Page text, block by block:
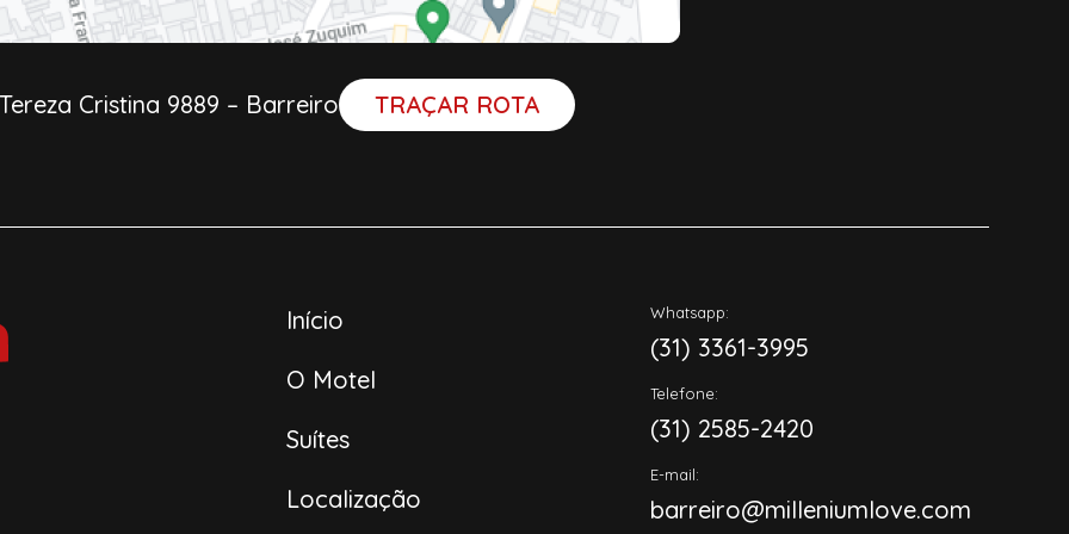
Cristina 9889 – Barreiro TRAÇAR ROTA
Início
O Motel
Suítes
Localização
Whatsapp:
(31) 3361-3995
Telefone:
(31) 2585-2420
E-mail:
barreiro@milleniumlove.com